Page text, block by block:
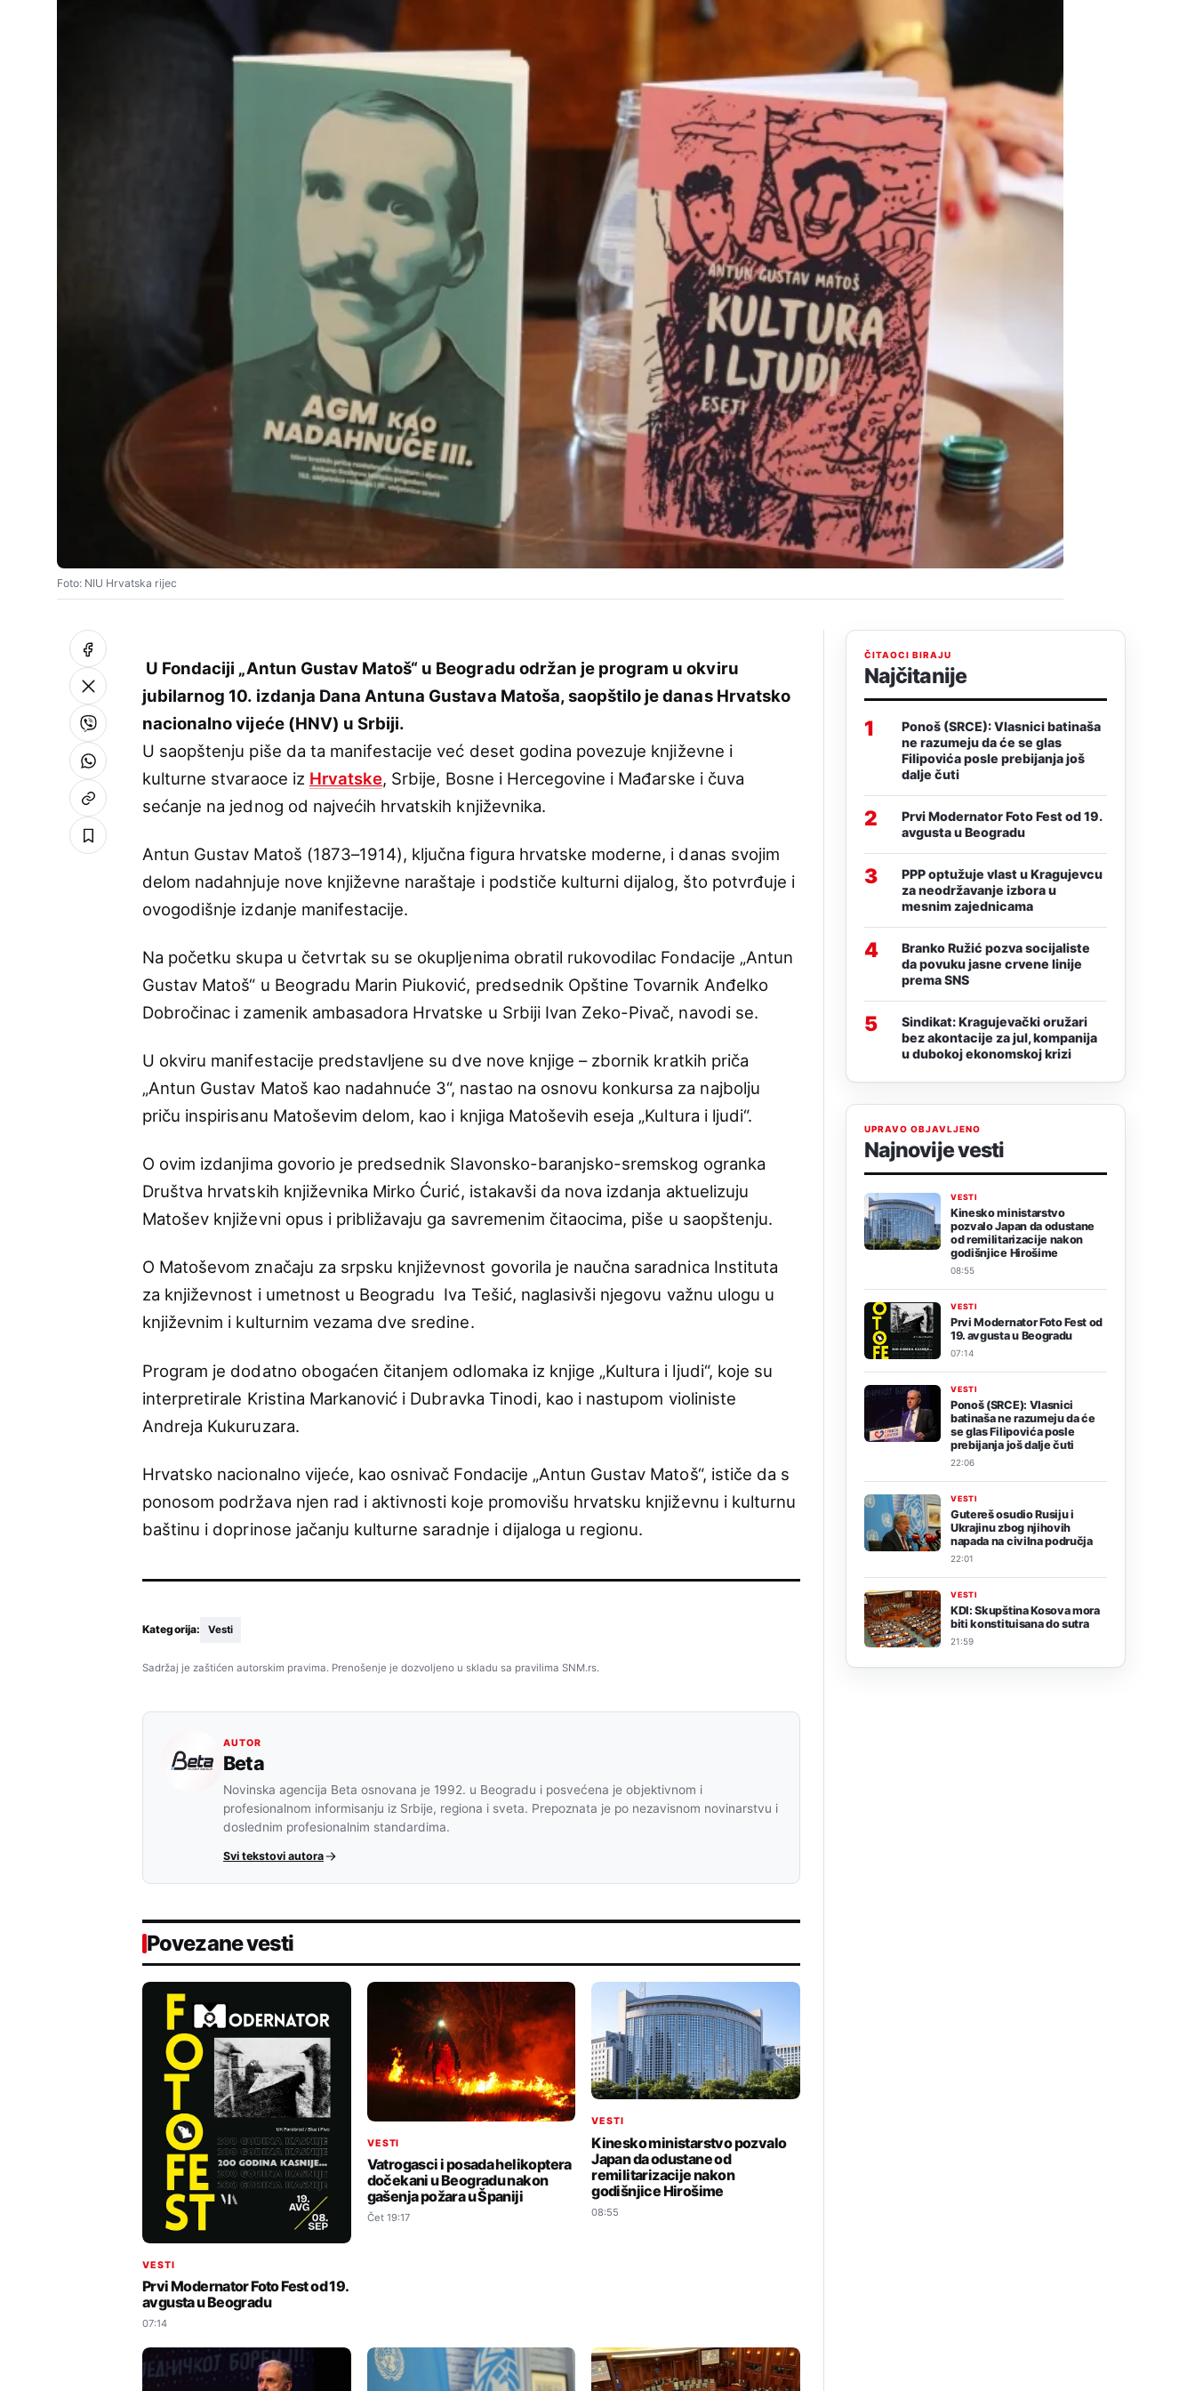
Foto: NIU Hrvatska rijec
U Fondaciji „Antun Gustav Matoš“ u Beogradu održan je program u okviru
jubilarnog 10. izdanja Dana Antuna Gustava Matoša, saopštilo je danas Hrvatsko
nacionalno vijeće (HNV) u Srbiji.
U saopštenju piše da ta manifestacije već deset godina povezuje književne i
kulturne stvaraoce iz Hrvatske, Srbije, Bosne i Hercegovine i Mađarske i čuva
sećanje na jednog od najvećih hrvatskih književnika.
Antun Gustav Matoš (1873–1914), ključna figura hrvatske moderne, i danas svojim
delom nadahnjuje nove književne naraštaje i podstiče kulturni dijalog, što potvrđuje i
ovogodišnje izdanje manifestacije.
Na početku skupa u četvrtak su se okupljenima obratil rukovodilac Fondacije „Antun
Gustav Matoš“ u Beogradu Marin Piuković, predsednik Opštine Tovarnik Anđelko
Dobročinac i zamenik ambasadora Hrvatske u Srbiji Ivan Zeko-Pivač, navodi se.
U okviru manifestacije predstavljene su dve nove knjige – zbornik kratkih priča
„Antun Gustav Matoš kao nadahnuće 3“, nastao na osnovu konkursa za najbolju
priču inspirisanu Matoševim delom, kao i knjiga Matoševih eseja „Kultura i ljudi“.
O ovim izdanjima govorio je predsednik Slavonsko-baranjsko-sremskog ogranka
Društva hrvatskih književnika Mirko Ćurić, istakavši da nova izdanja aktuelizuju
Matošev književni opus i približavaju ga savremenim čitaocima, piše u saopštenju.
O Matoševom značaju za srpsku književnost govorila je naučna saradnica Instituta
za književnost i umetnost u Beogradu Iva Tešić, naglasivši njegovu važnu ulogu u
književnim i kulturnim vezama dve sredine.
Program je dodatno obogaćen čitanjem odlomaka iz knjige „Kultura i ljudi“, koje su
interpretirale Kristina Markanović i Dubravka Tinodi, kao i nastupom violiniste
Andreja Kukuruzara.
Hrvatsko nacionalno vijeće, kao osnivač Fondacije „Antun Gustav Matoš“, ističe da s
ponosom podržava njen rad i aktivnosti koje promovišu hrvatsku književnu i kulturnu
baštinu i doprinose jačanju kulturne saradnje i dijaloga u regionu.
Kategorija: Vesti
Sadržaj je zaštićen autorskim pravima. Prenošenje je dozvoljeno u skladu sa pravilima SNM.rs.
AUTOR
Beta
Novinska agencija Beta osnovana je 1992. u Beogradu i posvećena je objektivnom i
profesionalnom informisanju iz Srbije, regiona i sveta. Prepoznata je po nezavisnom novinarstvu i
doslednim profesionalnim standardima.
Svi tekstovi autora
Povezane vesti
VESTI
Prvi Modernator Foto Fest od 19.
avgusta u Beogradu
07:14
VESTI
Vatrogasci i posada helikoptera
dočekani u Beogradu nakon
gašenja požara u Španiji
Čet 19:17
VESTI
Kinesko ministarstvo pozvalo
Japan da odustane od
remilitarizacije nakon
godišnjice Hirošime
08:55
ČITAOCI BIRAJU
Najčitanije
1
Ponoš (SRCE): Vlasnici batinaša
ne razumeju da će se glas
Filipovića posle prebijanja još
dalje čuti
2
Prvi Modernator Foto Fest od 19.
avgusta u Beogradu
3
PPP optužuje vlast u Kragujevcu
za neodržavanje izbora u
mesnim zajednicama
4
Branko Ružić pozva socijaliste
da povuku jasne crvene linije
prema SNS
5
Sindikat: Kragujevački oružari
bez akontacije za jul, kompanija
u dubokoj ekonomskoj krizi
UPRAVO OBJAVLJENO
Najnovije vesti
VESTI
Kinesko ministarstvo
pozvalo Japan da odustane
od remilitarizacije nakon
godišnjice Hirošime
08:55
VESTI
Prvi Modernator Foto Fest od
19. avgusta u Beogradu
07:14
VESTI
Ponoš (SRCE): Vlasnici
batinaša ne razumeju da će
se glas Filipovića posle
prebijanja još dalje čuti
22:06
VESTI
Gutereš osudio Rusiju i
Ukrajinu zbog njihovih
napada na civilna područja
22:01
VESTI
KDI: Skupština Kosova mora
biti konstituisana do sutra
21:59